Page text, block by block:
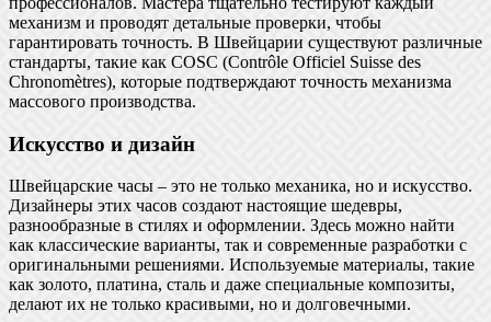
механизм и проводят детальные проверки, чтобы
гарантировать точность. В Швейцарии существуют различные
стандарты, такие как COSC (Contrôle Officiel Suisse des
Chronomètres), которые подтверждают точность механизма
массового производства.
Искусство и дизайн
Швейцарские часы – это не только механика, но и искусство.
Дизайнеры этих часов создают настоящие шедевры,
разнообразные в стилях и оформлении. Здесь можно найти
как классические варианты, так и современные разработки с
оригинальными решениями. Используемые материалы, такие
как золото, платина, сталь и даже специальные композиты,
делают их не только красивыми, но и долговечными.